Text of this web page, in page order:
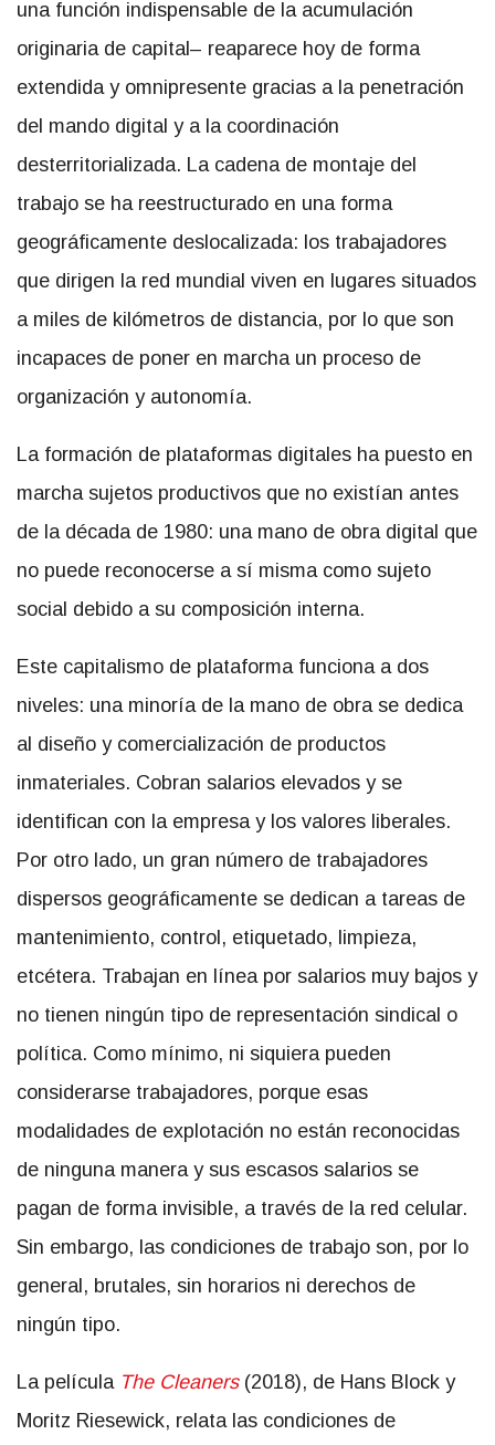
una función indispensable de la acumulación
originaria de capital– reaparece hoy de forma
extendida y omnipresente gracias a la penetración
del mando digital y a la coordinación
desterritorializada. La cadena de montaje del
trabajo se ha reestructurado en una forma
geográficamente deslocalizada: los trabajadores
que dirigen la red mundial viven en lugares situados
a miles de kilómetros de distancia, por lo que son
incapaces de poner en marcha un proceso de
organización y autonomía.
La formación de plataformas digitales ha puesto en
marcha sujetos productivos que no existían antes
de la década de 1980: una mano de obra digital que
no puede reconocerse a sí misma como sujeto
social debido a su composición interna.
Este capitalismo de plataforma funciona a dos
niveles: una minoría de la mano de obra se dedica
al diseño y comercialización de productos
inmateriales. Cobran salarios elevados y se
identifican con la empresa y los valores liberales.
Por otro lado, un gran número de trabajadores
dispersos geográficamente se dedican a tareas de
mantenimiento, control, etiquetado, limpieza,
etcétera. Trabajan en línea por salarios muy bajos y
no tienen ningún tipo de representación sindical o
política. Como mínimo, ni siquiera pueden
considerarse trabajadores, porque esas
modalidades de explotación no están reconocidas
de ninguna manera y sus escasos salarios se
pagan de forma invisible, a través de la red celular.
Sin embargo, las condiciones de trabajo son, por lo
general, brutales, sin horarios ni derechos de
ningún tipo.
La película The Cleaners(2018), de Hans Block y
Moritz Riesewick, relata las condiciones de